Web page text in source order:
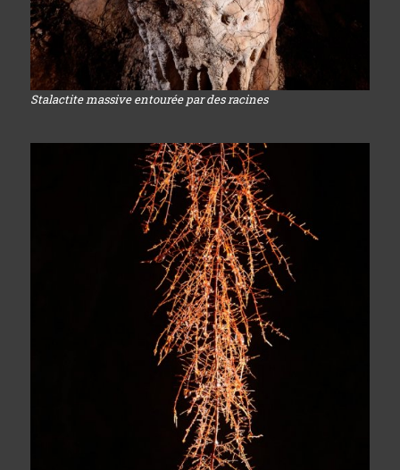
Stalactite massive entourée par des racines